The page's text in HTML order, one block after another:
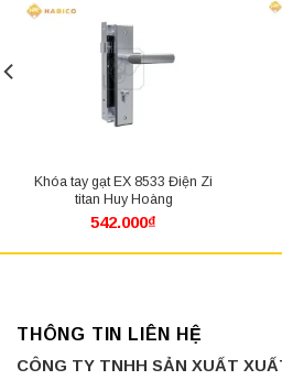
Khóa tay gạt EX 8533 Điện Zi
titan Huy Hoàng
542.000₫
THÔNG TIN LIÊN HỆ
CÔNG TY TNHH SẢN XUẤT